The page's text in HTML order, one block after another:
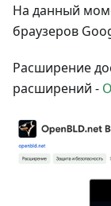
На данный
браузеров
Расширение
расширений -